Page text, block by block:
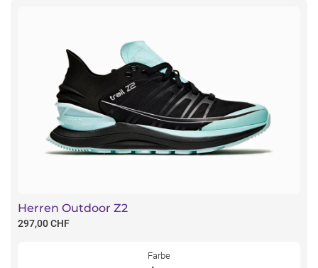
Herren Outdoor Z2
297,00 CHF
Farbe